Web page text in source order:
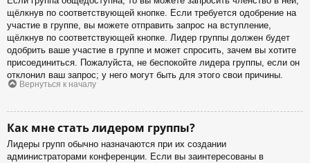
щёлкнув по соответствующей кнопке. Если требуется одобрение на
участие в группе, вы можете отправить запрос на вступление,
щёлкнув по соответствующей кнопке. Лидер группы должен будет
одобрить ваше участие в группе и может спросить, зачем вы хотите
присоединиться. Пожалуйста, не беспокойте лидера группы, если он
отклонил ваш запрос; у него могут быть для этого свои причины.
Вернуться к началу
Как мне стать лидером группы?
Лидеры групп обычно назначаются при их создании
администраторами конференции. Если вы заинтересованы в